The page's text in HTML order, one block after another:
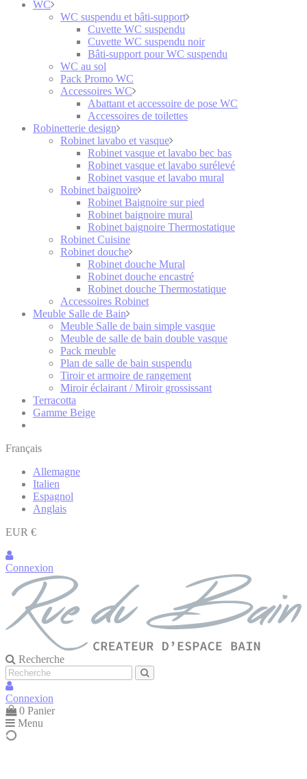
WC
WC suspendu et bâti-support
Cuvette WC suspendu
Cuvette WC suspendu noir
Bâti-support pour WC suspendu
WC au sol
Pack Promo WC
Accessoires WC
Abattant et accessoire de pose WC
Accessoires de toilettes
Robinetterie design
Robinet lavabo et vasque
Robinet vasque et lavabo bec bas
Robinet vasque et lavabo surélevé
Robinet vasque et lavabo mural
Robinet baignoire
Robinet Baignoire sur pied
Robinet baignoire mural
Robinet baignoire Thermostatique
Robinet Cuisine
Robinet douche
Robinet douche Mural
Robinet douche encastré
Robinet douche Thermostatique
Accessoires Robinet
Meuble Salle de Bain
Meuble Salle de bain simple vasque
Meuble de salle de bain double vasque
Pack meuble
Plan de salle de bain suspendu
Tiroir et armoire de rangement
Miroir éclairant / Miroir grossissant
Terracotta
Gamme Beige
Français
Allemagne
Italien
Espagnol
Anglais
EUR €
Connexion
Recherche
Connexion
0 Panier
Menu